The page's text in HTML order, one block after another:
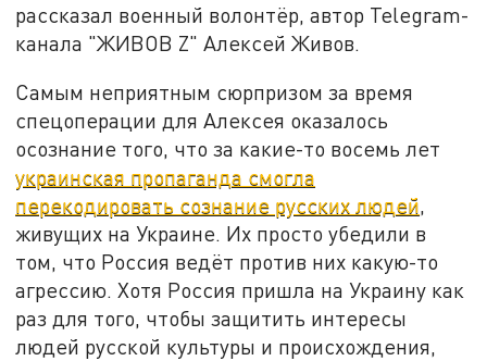
рассказал военный волонтёр, автор Telegram-
канала "ЖИВОВ Z" Алексей Живов.
Самым неприятным сюрпризом за время
спецоперации для Алексея оказалось
осознание того, что за какие-то восемь лет
украинская пропаганда смогла
перекодировать сознание русских людей,
живущих на Украине. Их просто убедили в
том, что Россия ведёт против них какую-то
агрессию. Хотя Россия пришла на Украину как
раз для того, чтобы защитить интересы
людей русской культуры и происхождения,